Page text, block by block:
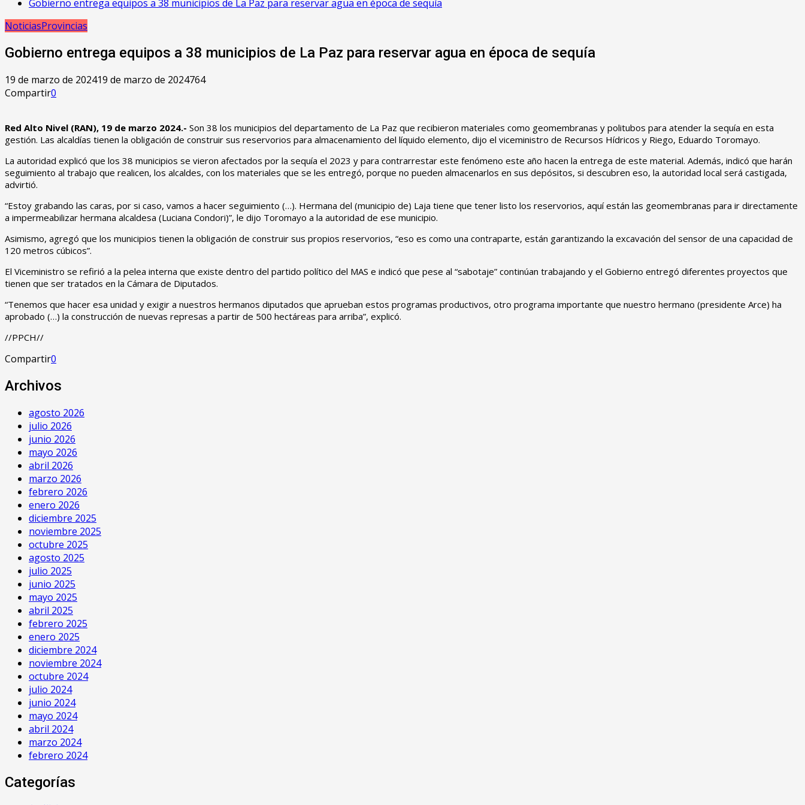
Gobierno entrega equipos a 38 municipios de La Paz para reservar agua en época de sequía
NoticiasProvincias
Gobierno entrega equipos a 38 municipios de La Paz para reservar agua en época de sequía
19 de marzo de 202419 de marzo de 2024764
Compartir0
Red Alto Nivel (RAN), 19 de marzo 2024.- Son 38 los municipios del departamento de La Paz que recibieron materiales como geomembranas y politubos para atender la sequía en esta
gestión. Las alcaldías tienen la obligación de construir sus reservorios para almacenamiento del líquido elemento, dijo el viceministro de Recursos Hídricos y Riego, Eduardo Toromayo.
La autoridad explicó que los 38 municipios se vieron afectados por la sequía el 2023 y para contrarrestar este fenómeno este año hacen la entrega de este material. Además, indicó que harán
seguimiento al trabajo que realicen, los alcaldes, con los materiales que se les entregó, porque no pueden almacenarlos en sus depósitos, si descubren eso, la autoridad local será castigada,
advirtió.
“Estoy grabando las caras, por si caso, vamos a hacer seguimiento (…). Hermana del (municipio de) Laja tiene que tener listo los reservorios, aquí están las geomembranas para ir directamente
a impermeabilizar hermana alcaldesa (Luciana Condori)”, le dijo Toromayo a la autoridad de ese municipio.
Asimismo, agregó que los municipios tienen la obligación de construir sus propios reservorios, “eso es como una contraparte, están garantizando la excavación del sensor de una capacidad de
120 metros cúbicos”.
El Viceministro se refirió a la pelea interna que existe dentro del partido político del MAS e indicó que pese al “sabotaje” continúan trabajando y el Gobierno entregó diferentes proyectos que
tienen que ser tratados en la Cámara de Diputados.
“Tenemos que hacer esa unidad y exigir a nuestros hermanos diputados que aprueban estos programas productivos, otro programa importante que nuestro hermano (presidente Arce) ha
aprobado (…) la construcción de nuevas represas a partir de 500 hectáreas para arriba”, explicó.
//PPCH//
Compartir0
Archivos
agosto 2026
julio 2026
junio 2026
mayo 2026
abril 2026
marzo 2026
febrero 2026
enero 2026
diciembre 2025
noviembre 2025
octubre 2025
agosto 2025
julio 2025
junio 2025
mayo 2025
abril 2025
febrero 2025
enero 2025
diciembre 2024
noviembre 2024
octubre 2024
julio 2024
junio 2024
mayo 2024
abril 2024
marzo 2024
febrero 2024
Categorías